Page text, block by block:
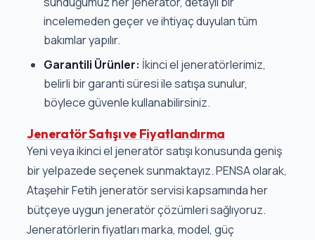
incelemeden geçer ve ihtiyaç duyulan tüm
bakımlar yapılır.
Garantili Ürünler: İkinci el jeneratörlerimiz,
belirli bir garanti süresi ile satışa sunulur,
böylece güvenle kullanabilirsiniz.
Jeneratör Satışı ve Fiyatlandırma
Yeni veya ikinci el jeneratör satışı konusunda geniş
bir yelpazede seçenek sunmaktayız. PENSA olarak,
Ataşehir Fetih jeneratör servisi kapsamında her
bütçeye uygun jeneratör çözümleri sağlıyoruz.
Jeneratörlerin fiyatları marka, model, güç